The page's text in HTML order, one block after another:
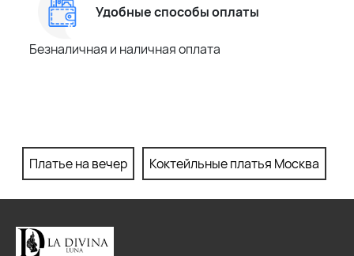
Удобные способы оплаты
Безналичная и наличная оплата
Платье на вечер Коктейльные платья Москва